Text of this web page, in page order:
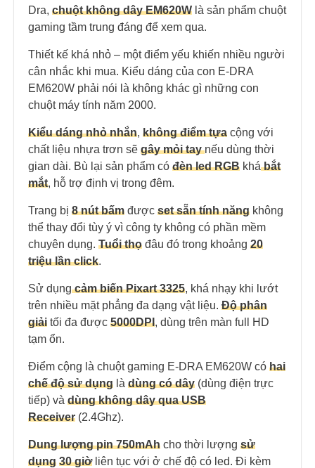
Dra, chuột không dây EM620W là sản phẩm chuột
gaming tầm trung đáng để xem qua.
Thiết kế khá nhỏ – một điểm yếu khiến nhiều người
cân nhắc khi mua. Kiểu dáng của con E-DRA
EM620W phải nói là không khác gì những con
chuột máy tính năm 2000.
Kiểu dáng nhỏ nhắn, không điểm tựa cộng với
chất liệu nhựa trơn sẽ gây mỏi tay nếu dùng thời
gian dài. Bù lại sản phẩm có đèn led RGB khábắt
mắt, hỗ trợ định vị trong đêm.
Trang bị 8 nút bấm được set sẵn tính năng không
thể thay đổi tùy ý vì công ty không có phần mềm
chuyên dụng. Tuổi thọ đâu đó trong khoảng 20
triệu lần click.
Sử dụngcảm biến Pixart 3325, khá nhạy khi lướt
trên nhiều mặt phẳng đa dạng vật liệu. Độ phân
giải tối đa được 5000DPI, dùng trên màn full HD
tạm ổn.
Điểm cộng là chuột gaming E-DRA EM620W có hai
chế độ sử dụng là dùng có dây (dùng điện trực
tiếp) và dùng không dây qua USB
Receiver (2.4Ghz).
Dung lượng pin 750mAh cho thời lượng sử
dụng 30 giờliên tục với ở chế độ có led. Đi kèm